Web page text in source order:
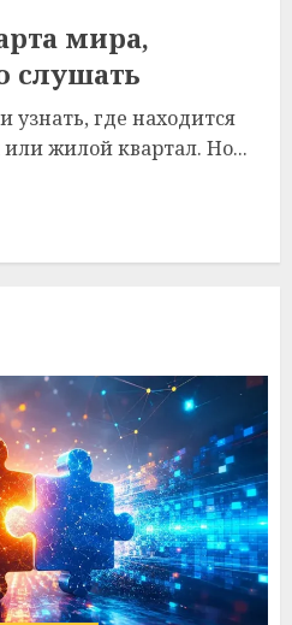
мира,
слушать
где находится
жилой квартал. Но...